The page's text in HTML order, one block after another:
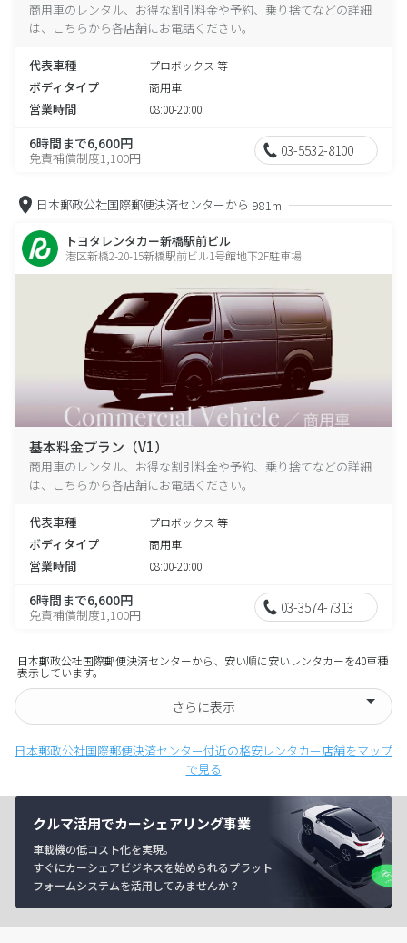
商用車のレンタル、お得な割引料金や予約、乗り捨てなどの詳細
は、こちらから各店舗にお電話ください。
代表車種 プロボックス 等
ボディタイプ 商用車
営業時間 08:00-20:00
6時間まで6,600円
免責補償制度1,100円 03-5532-8100
日本郵政公社国際郵便決済センターから 981m
トヨタレンタカー新橋駅前ビル
港区新橋2-20-15新橋駅前ビル1号館地下2F駐車場
基本料金プラン（V1）
商用車のレンタル、お得な割引料金や予約、乗り捨てなどの詳細
は、こちらから各店舗にお電話ください。
代表車種 プロボックス 等
ボディタイプ 商用車
営業時間 08:00-20:00
6時間まで6,600円
免責補償制度1,100円 03-3574-7313
日本郵政公社国際郵便決済センターから、安い順に安いレンタカーを40車種
表示しています。
さらに表示
日本郵政公社国際郵便決済センター付近の格安レンタカー店舗をマップ
で見る
クルマ活用でカーシェアリング事業
車載機の低コスト化を実現。
すぐにカーシェアビジネスを始められるプラット
フォームシステムを活用してみませんか？